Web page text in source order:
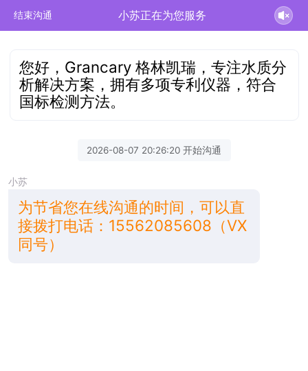
结束沟通 小苏正在为您服务
您好，Grancary 格林凯瑞，专注水质分
析解决方案，拥有多项专利仪器，符合
国标检测方法。
2026-08-07 20:26:20 开始沟通
小苏
为节省您在线沟通的时间，可以直
接拨打电话：15562085608（VX
同号）